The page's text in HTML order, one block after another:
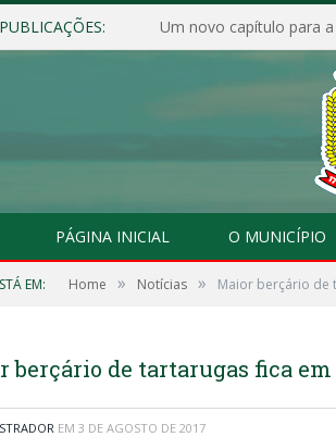
Um novo capítulo para
PÁGINA INICIAL O MUNICÍPIO
EM: Home » Notícias » Maior berçário de
berçário de tartarugas fica
EM 3 DE AGOSTO DE 2017